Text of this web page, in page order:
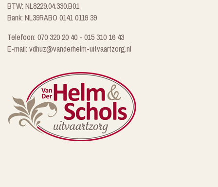
BTW: NL8229.04.330.B01
Bank: NL39RABO 0141 0119 39
Telefoon: 070 320 20 40 - 015 310 16 43
E-mail: vdhuz@vanderhelm-uitvaartzorg.nl